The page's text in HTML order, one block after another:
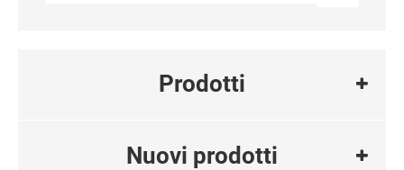
Prodotti
Nuovi prodotti